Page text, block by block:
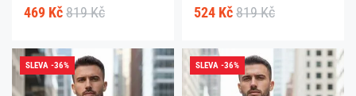
469 Kč 819 Kč 524 Kč 819 Kč
SLEVA -36% SLEVA -36%